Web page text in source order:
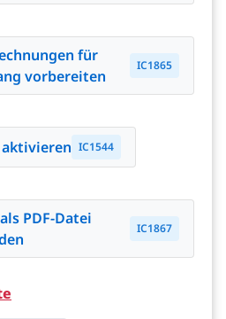
für
vorbereiten
IC1865
aktivieren IC1544
PDF-Datei
IC1867